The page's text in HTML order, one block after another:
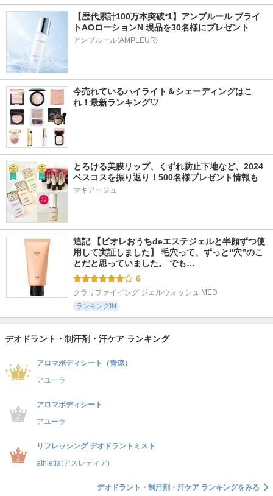
【歴代累計100万本突破*1】アンプルール ブライ
トAOローションN 現品を30名様にプレゼント
アンプルール(AMPLEUR)
今売れているハイライト＆シェーディングはこ
れ！最新ランキング♡
とろける美膜リップ、くずれ防止下地など、2024
ベスコスを振り返り！500名様プレゼント情報も
マキアージュ
追記 【ビオレおうちdeエステジェルと半顔ずつ使
用して実証しました】 毛穴って、ずっと“穴”のこ
とだと思っていました。 でも…
6
クラリファイイング ジェルウォッシュ MED
ランキングIN
デオドラント・制汗剤・汗ケア ランキング
アロマボディシート（青涼）
アユーラ
アロマボディシート
アユーラ
リフレッシング デオドラントミスト
athletia(アスレティア)
デオドラント・制汗剤・汗ケア ランキングをみる